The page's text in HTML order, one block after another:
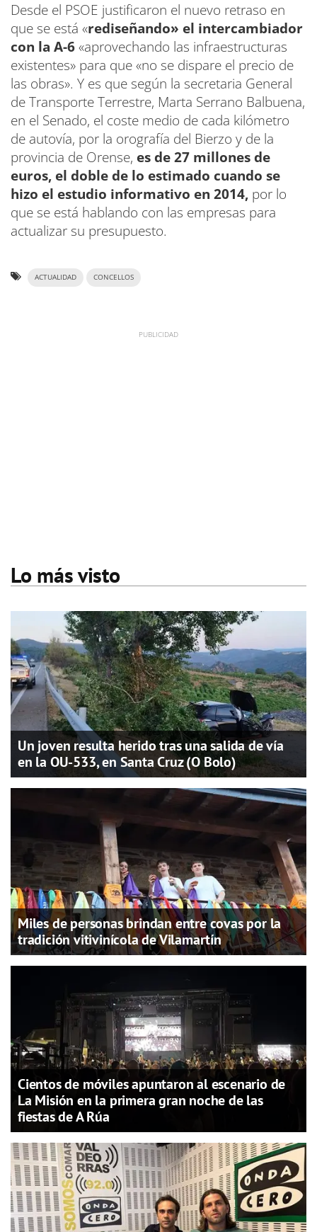
Desde el PSOE justificaron el nuevo retraso en
que se está «rediseñando» el intercambiador
con la A-6«aprovechando las infraestructuras
existentes» para que «no se dispare el precio de
las obras». Y es que según la secretaria General
de Transporte Terrestre, Marta Serrano Balbuena,
en el Senado, el coste medio de cada kilómetro
de autovía, por la orografía del Bierzo y de la
provincia de Orense, es de 27 millones de
euros, el doble de lo estimado cuando se
hizo el estudio informativo en 2014, por lo
que se está hablando con las empresas para
actualizar su presupuesto.
ACTUALIDAD CONCELLOS
Lo más visto
Un joven resulta herido tras una salida de vía
en la OU-533, en Santa Cruz (O Bolo)
Miles de personas brindan entre covas por la
tradición vitivinícola de Vilamartín
Cientos de móviles apuntaron al escenario de
La Misión en la primera gran noche de las
fiestas de A Rúa